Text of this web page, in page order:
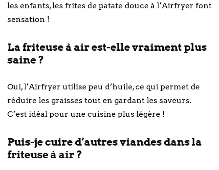
les enfants, les frites de patate douce à l’Airfryer font
sensation !
La friteuse à air est-elle vraiment plus
saine ?
Oui, l’Airfryer utilise peu d’huile, ce qui permet de
réduire les graisses tout en gardant les saveurs.
C’est idéal pour une cuisine plus légère !
Puis-je cuire d’autres viandes dans la
friteuse à air ?